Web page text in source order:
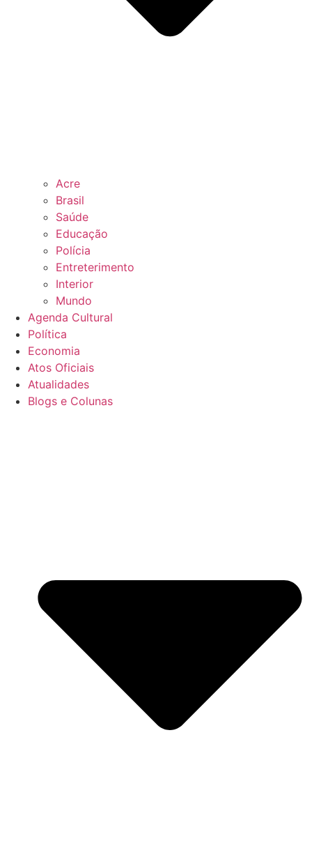
Acre
Brasil
Saúde
Educação
Polícia
Entreterimento
Interior
Mundo
Agenda Cultural
Política
Economia
Atos Oficiais
Atualidades
Blogs e Colunas